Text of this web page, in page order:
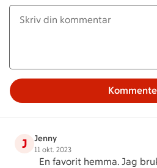
J Jenny
11 okt. 2023
En favorit hemma. Jag